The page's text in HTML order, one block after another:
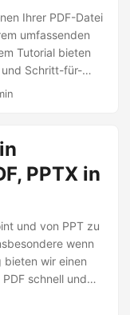
Ihrer PDF-Datei
umfassenden
Tutorial bieten
Schritt-für-
von
PPTX in
und von PPT zu
wenn
bieten wir einen
schnell und
konvertieren. Wir